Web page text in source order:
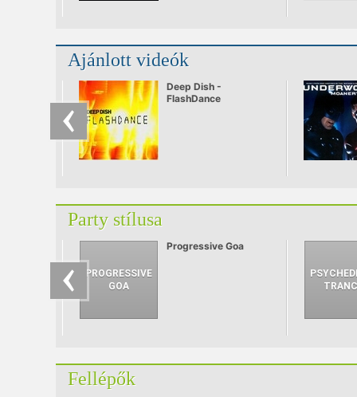
Ajánlott videók
Deep Dish -
FlashDance
Party stílusa
Progressive Goa
Fellépők